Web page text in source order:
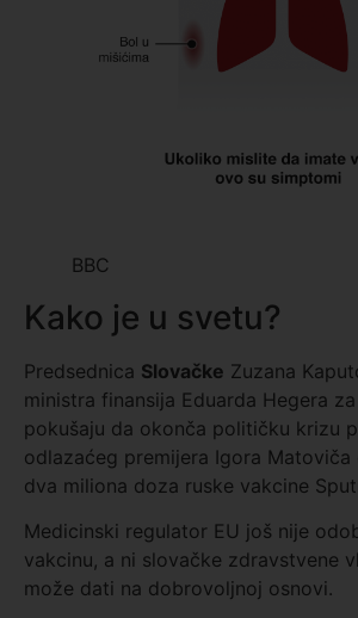
BBC
Kako je u svetu?
Predsednica Slovačke Zuzana
ministra finansija Eduarda Hegera
pokušaju da okonča političku krizu
odlazaćeg premijera Igora Matoviča
dva miliona doza ruske vakcine
Medicinski regulator EU još nije
vakcinu, a ni slovačke zdravstvene
može dati na dobrovoljnoj osnovi.